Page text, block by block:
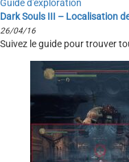
Guide d'exploration
Dark Souls III – Localisation
26/04/16
Suivez le guide pour trouver